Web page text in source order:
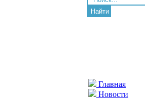
Найти
Главная
Новости